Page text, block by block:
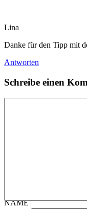
Lina
Danke für den Tipp mit
Antworten
Schreibe einen
NAME